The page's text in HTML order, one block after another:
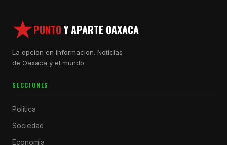
PUNTOY APARTE OAXACA
La opcion en informacion. Noticias
de Oaxaca y el mundo.
SECCIONES
Politica
Sociedad
Economia